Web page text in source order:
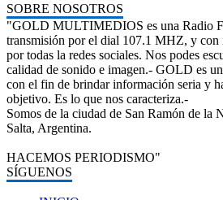
SOBRE NOSOTROS
"GOLD MULTIMEDIOS es una Radio
transmisión por el dial 107.1 MHZ, y
por todas la redes sociales. Nos podes
calidad de sonido e imagen.- GOLD es
con el fin de brindar información seria y
objetivo. Es lo que nos caracteriza.-
Somos de la ciudad de San Ramón de la
Salta, Argentina.
HACEMOS PERIODISMO"
SÍGUENOS